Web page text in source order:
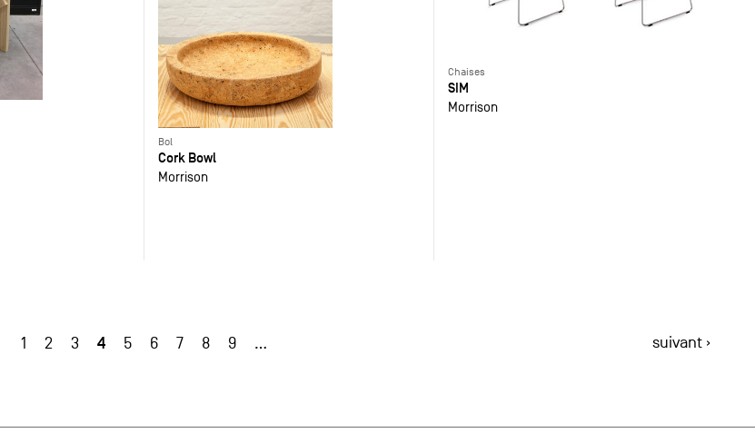
Bol
Cork Bowl
Morrison
Chaises
SIM
Morrison
1 2 3 4 5 6 7 8 9 … suivant ›